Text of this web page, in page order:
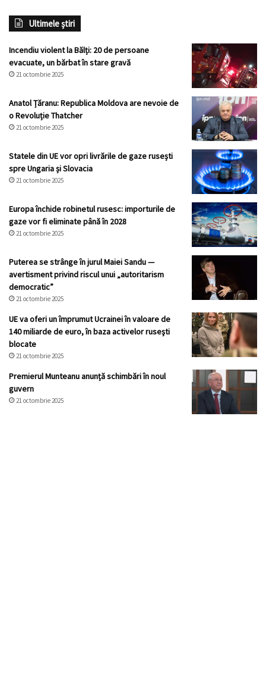
Ultimele știri
Incendiu violent la Bălți: 20 de persoane
evacuate, un bărbat în stare gravă
21 octombrie 2025
Anatol Țăranu: Republica Moldova are nevoie de
o Revoluție Thatcher
21 octombrie 2025
Statele din UE vor opri livrările de gaze rusești
spre Ungaria și Slovacia
21 octombrie 2025
Europa închide robinetul rusesc: importurile de
gaze vor fi eliminate până în 2028
21 octombrie 2025
Puterea se strânge în jurul Maiei Sandu —
avertisment privind riscul unui „autoritarism
democratic”
21 octombrie 2025
UE va oferi un împrumut Ucrainei în valoare de
140 miliarde de euro, în baza activelor ruseşti
blocate
21 octombrie 2025
Premierul Munteanu anunță schimbări în noul
guvern
21 octombrie 2025